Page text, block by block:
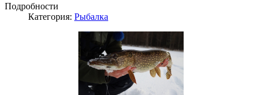
Подробности
Категория: Рыбалка